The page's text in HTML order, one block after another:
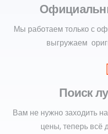
Мы работаем только с
выгружаем
Поиск
Вам не нужно заходить
цены, теперь всё